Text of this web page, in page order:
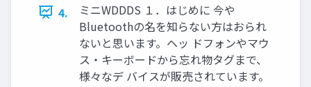
4.
ミニWDDDS １．はじめに 今や
Bluetoothの名を知らない方はおられ
ないと思います。ヘッ ドフォンやマウ
ス・キーボードから忘れ物タグまで、
様々なデ バイスが販売されています。